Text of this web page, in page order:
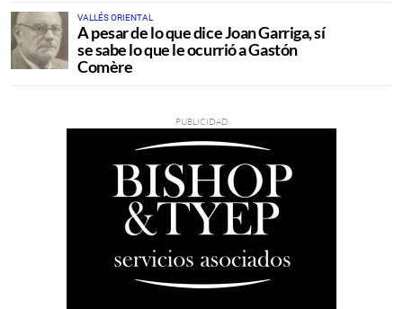
VALLÉS ORIENTAL
A pesar de lo que dice Joan Garriga, sí
se sabe lo que le ocurrió a Gastón
Comère